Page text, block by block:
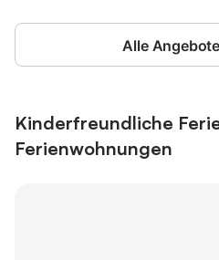
Alle
Kinderfreundliche
Ferienwohnungen